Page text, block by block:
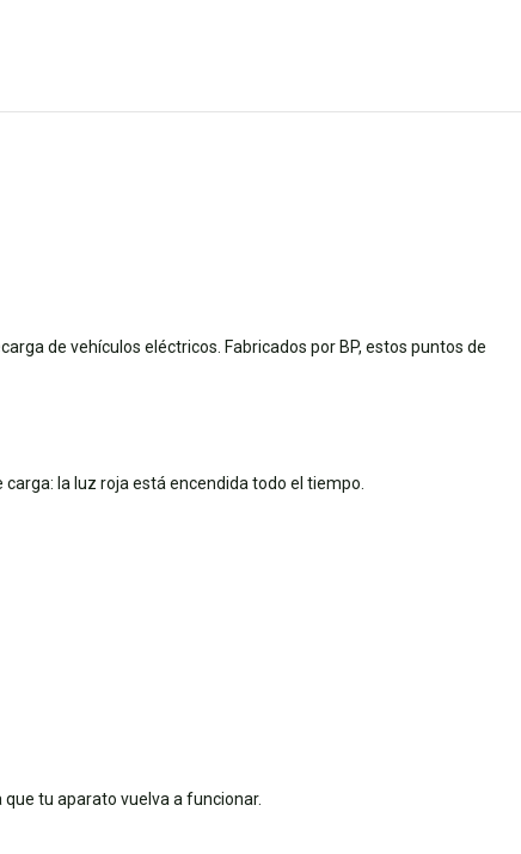
de vehículos eléctricos. Fabricados por BP, estos puntos de
la luz roja está encendida todo el tiempo.
tu aparato vuelva a funcionar.